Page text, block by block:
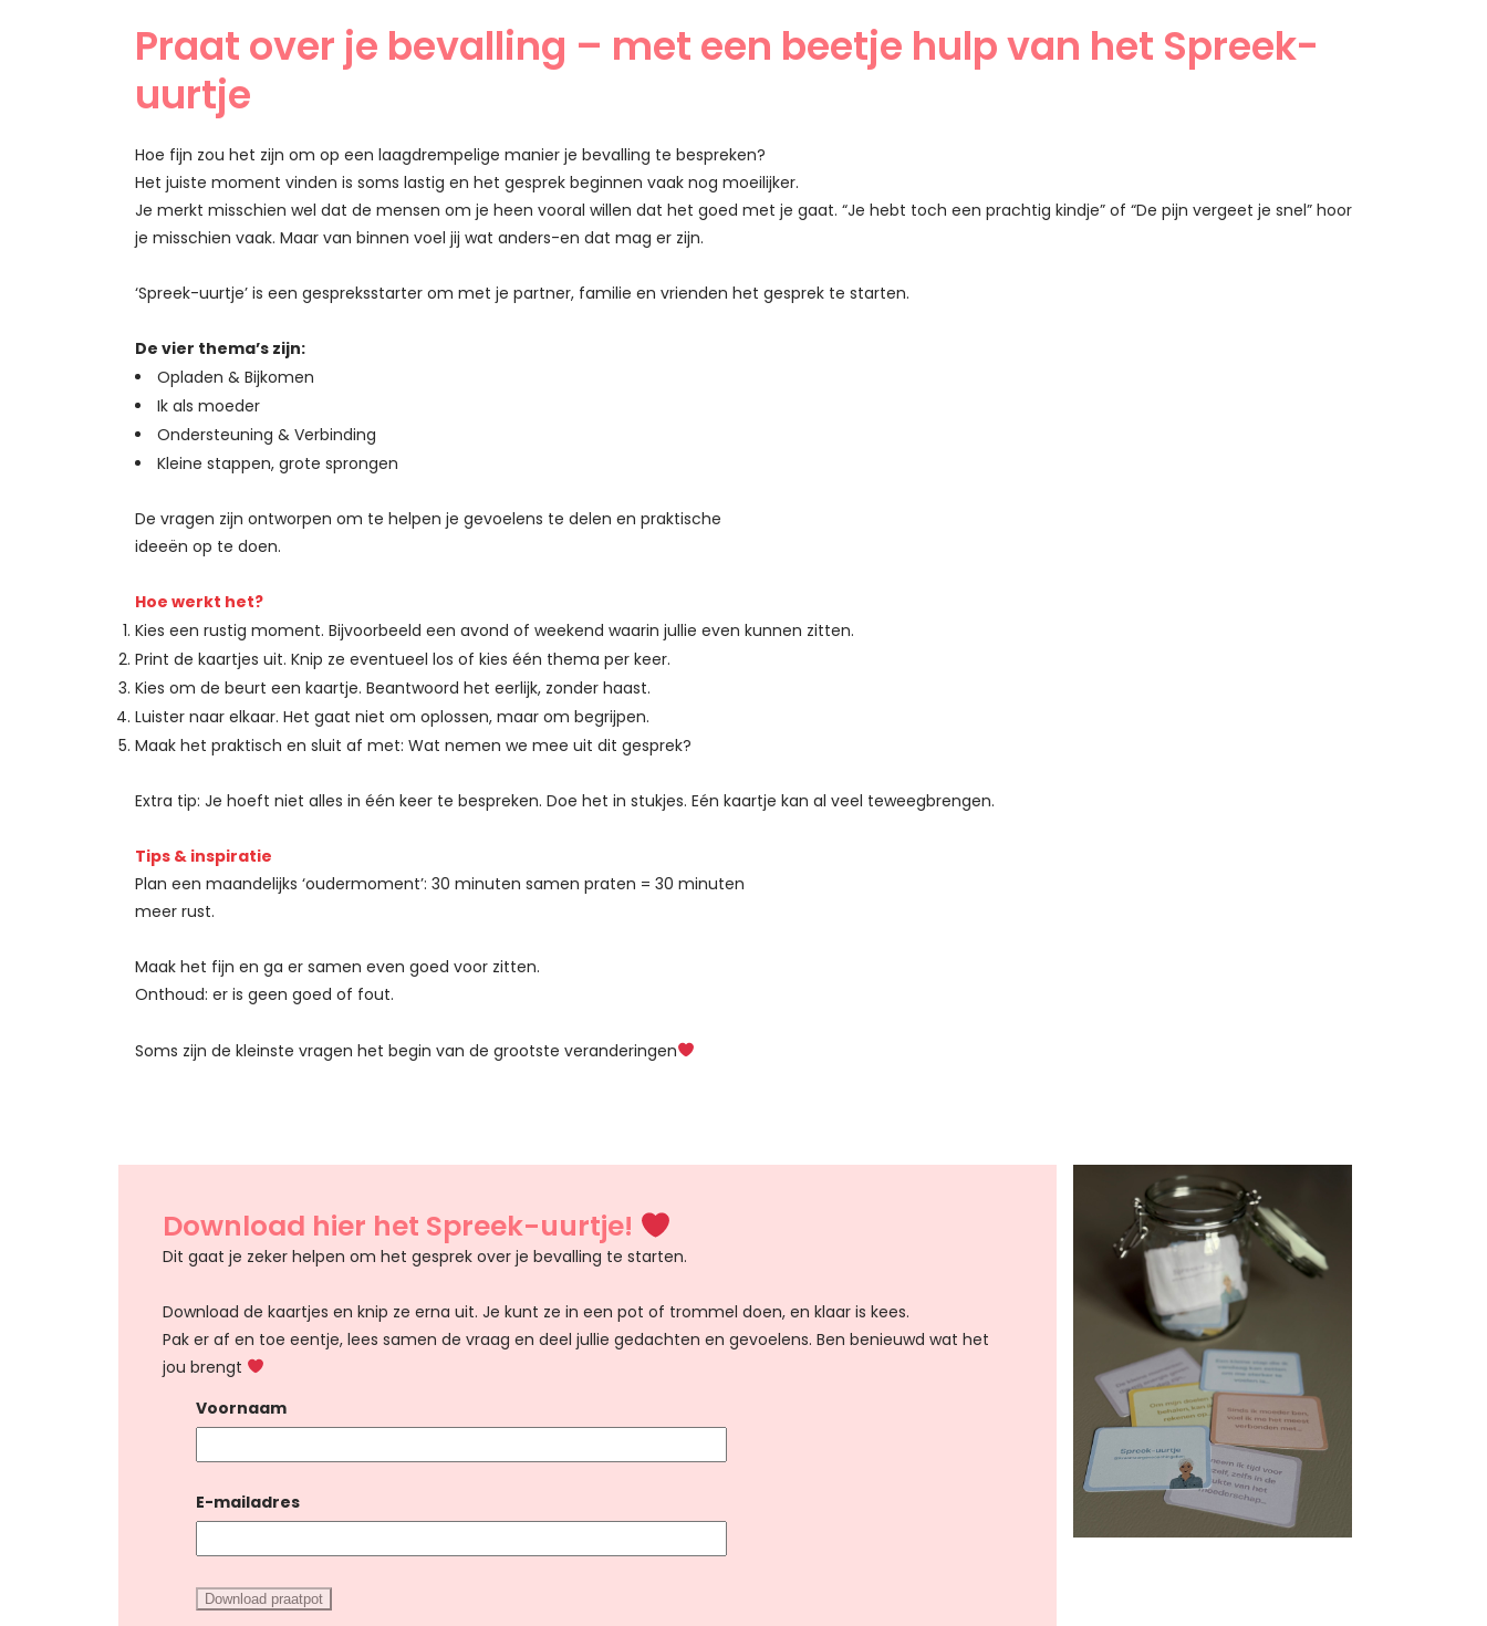
Praat over je bevalling – met een beetje hulp van het Spreek-
uurtje
Hoe fijn zou het zijn om op een laagdrempelige manier je bevalling te bespreken?
Het juiste moment vinden is soms lastig en het gesprek beginnen vaak nog moeilijker.
Je merkt misschien wel dat de mensen om je heen vooral willen dat het goed met je gaat. “Je hebt toch een prachtig kindje” of “De pijn vergeet je snel” hoor
je misschien vaak. Maar van binnen voel jij wat anders-en dat mag er zijn.
‘Spreek-uurtje’ is een gespreksstarter om met je partner, familie en vrienden het gesprek te starten.
De vier thema’s zijn:
Opladen & Bijkomen
Ik als moeder
Ondersteuning & Verbinding
Kleine stappen, grote sprongen
De vragen zijn ontworpen om te helpen je gevoelens te delen en praktische
ideeën op te doen.
Hoe werkt het?
Kies een rustig moment. Bijvoorbeeld een avond of weekend waarin jullie even kunnen zitten.
Print de kaartjes uit. Knip ze eventueel los of kies één thema per keer.
Kies om de beurt een kaartje. Beantwoord het eerlijk, zonder haast.
Luister naar elkaar. Het gaat niet om oplossen, maar om begrijpen.
Maak het praktisch en sluit af met: Wat nemen we mee uit dit gesprek?
Extra tip: Je hoeft niet alles in één keer te bespreken. Doe het in stukjes. Eén kaartje kan al veel teweegbrengen.
Tips & inspiratie
Plan een maandelijks ‘oudermoment’: 30 minuten samen praten = 30 minuten
meer rust.
Maak het fijn en ga er samen even goed voor zitten.
Onthoud: er is geen goed of fout.
Soms zijn de kleinste vragen het begin van de grootste veranderingen
Download hier het Spreek-uurtje!
Dit gaat je zeker helpen om het gesprek over je bevalling te starten.
Download de kaartjes en knip ze erna uit. Je kunt ze in een pot of trommel doen, en klaar is kees.
Pak er af en toe eentje, lees samen de vraag en deel jullie gedachten en gevoelens. Ben benieuwd wat het
jou brengt
Voornaam
E-mailadres